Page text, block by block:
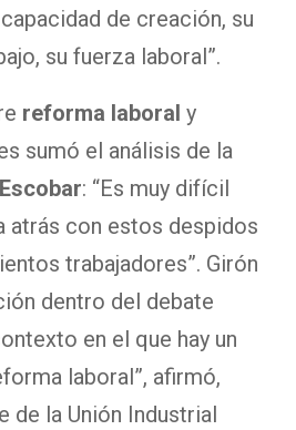
de creación, su
su fuerza laboral”.
reforma laboral y
sumó el análisis de la
: “Es muy difícil
atrás con estos despidos
trabajadores”. Girón
dentro del debate
en el que hay un
laboral”, afirmó,
de la Unión Industrial